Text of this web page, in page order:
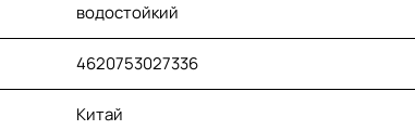
водостойкий
4620753027336
Китай